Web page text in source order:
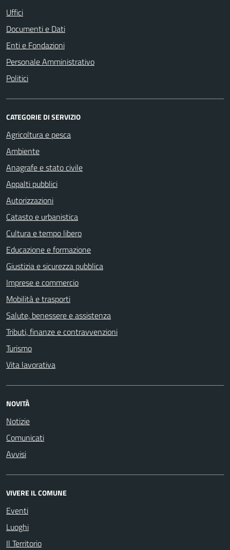
Uffici
Documenti e Dati
Enti e Fondazioni
Personale Amministrativo
Politici
CATEGORIE DI SERVIZIO
Agricoltura e pesca
Ambiente
Anagrafe e stato civile
Appalti pubblici
Autorizzazioni
Catasto e urbanistica
Cultura e tempo libero
Educazione e formazione
Giustizia e sicurezza pubblica
Imprese e commercio
Mobilità e trasporti
Salute, benessere e assistenza
Tributi, finanze e contravvenzioni
Turismo
Vita lavorativa
NOVITÀ
Notizie
Comunicati
Avvisi
VIVERE IL COMUNE
Eventi
Luoghi
Il Territorio